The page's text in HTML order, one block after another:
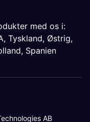
med os i:
, Tyskland, Østrig,
, Spanien
AB